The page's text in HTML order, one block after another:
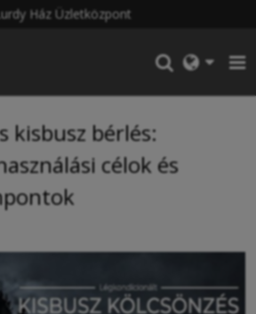
Ház Üzletközpont
kisbusz bérlés:
célok és